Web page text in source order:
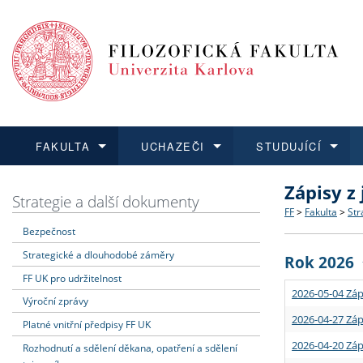
FAKULTA
Dozvědět se více
Struktura
Strategie
Podpora
UCHAZEČI
Podat přihlášku
Co
Učitelské
STUDUJÍCÍ
Dozvědět se více
Rigorózní
Dozvědět se více
O vědě a
Granty a
Dozvědět se více
Aktuální
Strategie a další dokumenty
Bezpečnost
Strategické a dlouhodobé záměry
FF UK pro udržitelnost
Výroční zprávy
Platné vnitřní předpisy FF UK
Rozhodnutí a sdělení děkana, opatření a sdělení
Zápisy
FF > Fakulta >
Rok 2026
2026-05-04
2026-04-27
2026-04-20